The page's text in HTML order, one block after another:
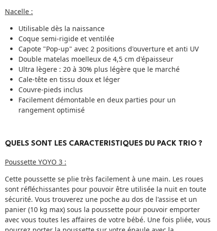
Nacelle :
Utilisable dès la naissance
Coque semi-rigide et ventilée
Capote "Pop-up" avec 2 positions d'ouverture et anti UV
Double matelas moelleux de 4,5 cm d'épaisseur
Ultra lègere : 20 à 30% plus légère que le marché
Cale-tête en tissu doux et léger
Couvre-pieds inclus
Facilement démontable en deux parties pour un
rangement optimisé
QUELS SONT LES CARACTERISTIQUES DU PACK TRIO ?
Poussette YOYO 3 :
Cette poussette se plie très facilement à une main. Les roues
sont réfléchissantes pour pouvoir être utilisée la nuit en toute
sécurité. Vous trouverez une poche au dos de l'assise et un
panier (10 kg max) sous la poussette pour pouvoir emporter
avec vous toutes les affaires de votre bébé. Une fois pliée, vous